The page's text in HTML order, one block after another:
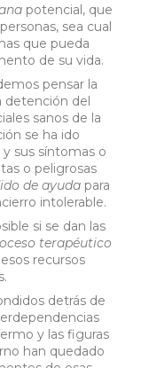
potencial, que
sea cual
que pueda
de su vida.
pensar la
detención del
sanos de la
se ha ido
sus síntomas o
o peligrosas
de ayuda para
intolerable.
si se dan las
terapéutico
recursos
detrás de
y las figuras
han quedado